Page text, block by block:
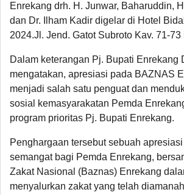
Enrekang drh. H. Junwar, Baharuddin,
dan Dr. Ilham Kadir digelar di Hotel
2024.Jl. Jend. Gatot Subroto Kav. 71-
Dalam keterangan Pj. Bupati Enrekang
mengatakan, apresiasi pada BAZNAS
menjadi salah satu penguat dan
sosial kemasyarakatan Pemda
program prioritas Pj. Bupati Enrekang.
Penghargaan tersebut sebuah
semangat bagi Pemda Enrekang,
Zakat Nasional (Baznas) Enrekang
menyalurkan zakat yang telah